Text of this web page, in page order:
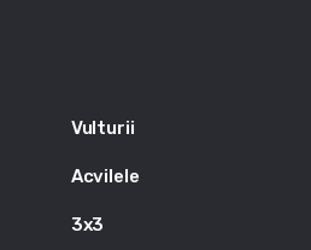
Vulturii
Acvilele
3x3